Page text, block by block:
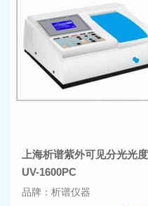
上海析谱紫外可见分光光
UV-1600PC
品牌：析谱仪器